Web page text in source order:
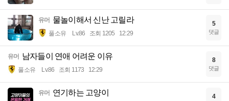
유머 물놀이해서 신난 고릴라
풀소유 Lv.86 조회 1205 12:29
5
댓글
유머 남자들이 연애 어려운 이유
풀소유 Lv.86 조회 1173 12:29
8
댓글
유머 연기하는 고양이 4